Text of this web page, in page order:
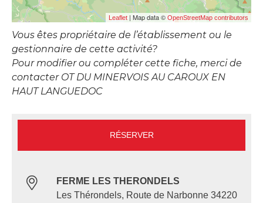
Leaflet | Map data © OpenStreetMap contributors
Vous êtes propriétaire de l’établissement ou le
gestionnaire de cette activité?
Pour modifier ou compléter cette fiche, merci de
contacter OT DU MINERVOIS AU CAROUX EN
HAUT LANGUEDOC
RÉSERVER
FERME LES THERONDELS
Les Thérondels, Route de Narbonne 34220